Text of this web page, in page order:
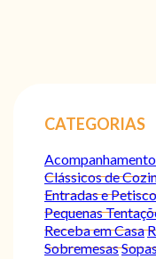
CATEGORIAS
Clássicos de
Entradas e
Pequenas
Receba em Casa
Sobremesas